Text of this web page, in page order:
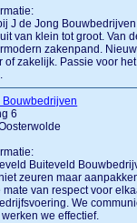
J de Jong
van klein tot groot. Van
zakenpand.
of zakelijk. Passie voor
Bouwbedrijven
6
Buiteveld
zeuren maar
mate van respect voor
We
we effectief.